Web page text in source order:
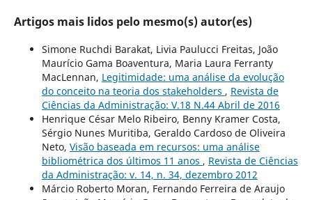
Artigos mais lidos pelo mesmo(s) autor(es)
Simone Ruchdi Barakat, Livia Paulucci Freitas, João
Maurício Gama Boaventura, Maria Laura Ferranty
MacLennan, Legitimidade: uma análise da evolução
do conceito na teoria dos stakeholders , Revista de
Ciências da Administração: V.18 N.44 Abril de 2016
Henrique César Melo Ribeiro, Benny Kramer Costa,
Sérgio Nunes Muritiba, Geraldo Cardoso de Oliveira
Neto, Visão baseada em recursos: uma análise
bibliométrica dos últimos 11 anos , Revista de Ciências
da Administração: v. 14, n. 34, dezembro 2012
Márcio Roberto Moran, Fernando Ferreira de Araujo